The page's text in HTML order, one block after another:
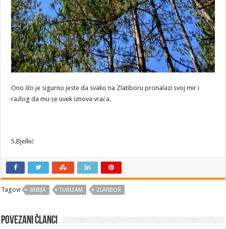
Ono što je sigurno jeste da svako na Zlatiboru pronalazi svoj mir i
razlog da mu se uvek iznova vraća.
S.Bjelkić
Tagovi SRBIJA TURIZAM ZLATIBOR
Povezani članci